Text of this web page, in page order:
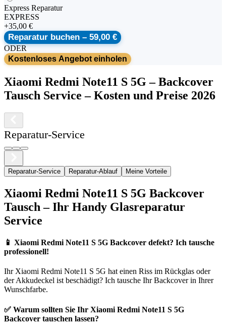
Express Reparatur
EXPRESS
+35,00 €
Reparatur buchen – 59,00 €
ODER
Kostenloses Angebot einholen
Xiaomi Redmi Note11 S 5G –Backcover
Tausch Service – Kosten und Preise 2026
Reparatur-Service
Reparatur-Service Reparatur-Ablauf Meine Vorteile
Xiaomi Redmi Note11 S 5G Backcover
Tausch – Ihr Handy Glasreparatur
Service
📱 Xiaomi Redmi Note11 S 5G Backcover defekt? Ich tausche
professionell!
Ihr Xiaomi Redmi Note11 S 5G hat einen Riss im Rückglas oder
der Akkudeckel ist beschädigt? Ich tausche Ihr Backcover in Ihrer
Wunschfarbe.
✅ Warum sollten Sie Ihr Xiaomi Redmi Note11 S 5G
Backcover tauschen lassen?